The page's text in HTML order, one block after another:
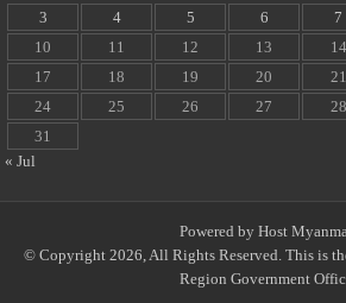
3
4 5 6 7
10
11 12 13 14
17
18 19 20 21
24
25 26 27 28
31
« Jul
Powered by Host
© Copyright 2026, All Rights Reserved. This is
Region Government